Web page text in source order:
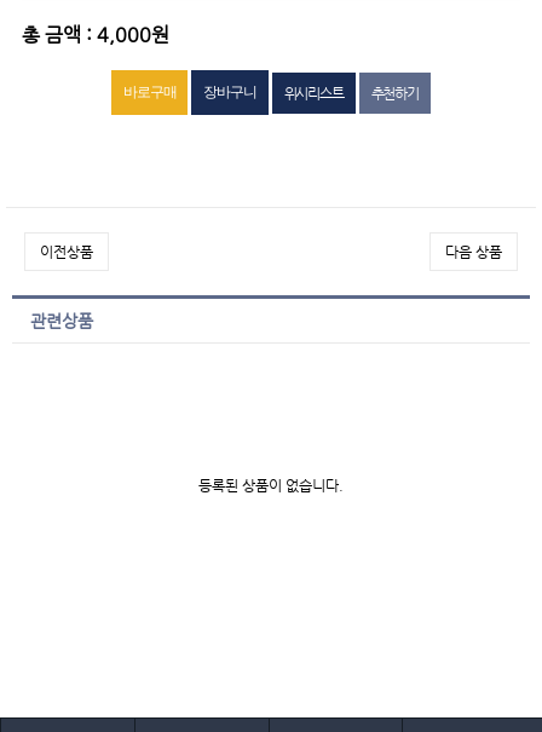
총 금액 : 4,000원
위시리스트 추천하기
이전상품 다음 상품
관련상품
등록된 상품이 없습니다.